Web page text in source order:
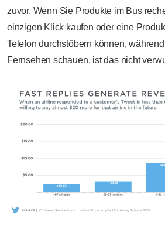
zuvor. Wenn Sie Produkte im Bus
einzigen Klick kaufen oder eine
Telefon durchstöbern können,
Fernsehen schauen, ist das nicht